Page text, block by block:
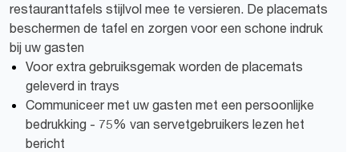
restauranttafels stijlvol mee te versieren. De placemats
beschermen de tafel en zorgen voor een schone indruk
bij uw gasten
Voor extra gebruiksgemak worden de placemats
geleverd in trays
Communiceer met uw gasten met een persoonlijke
bedrukking - 75% van servetgebruikers lezen het
bericht